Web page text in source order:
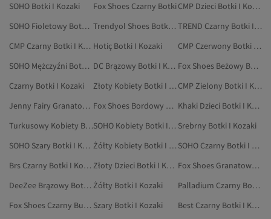
SOHO Botki I Kozaki
Fox Shoes Czarny Botki
CMP Dzieci Botki I Kozaki
SOHO Fioletowy Botki I Kozaki
Trendyol Shoes Botki I Kozaki
TREND Czarny Botki I Kozaki
CMP Czarny Botki I Kozaki Hotiç Botki I Kozaki
CMP Czerwony Botki I Kozaki
SOHO Mężczyźni Botki I Kozaki
DC Brązowy Botki I Kozaki
Fox Shoes Beżowy Botki
Czarny Botki I Kozaki
Złoty Kobiety Botki I Kozaki
CMP Zielony Botki I Kozaki
Jenny Fairy Granatowy Botki I Kozaki
Fox Shoes Bordowy Botki I Kozaki
Khaki Dzieci Botki I Kozaki
Turkusowy Kobiety Botki I Kozaki
SOHO Kobiety Botki I Kozaki Srebrny Botki I Kozaki
SOHO Szary Botki I Kozaki
Żółty Kobiety Botki I Kozaki
SOHO Czarny Botki I Kozaki
Brs Czarny Botki I Kozaki
Złoty Dzieci Botki I Kozaki
Fox Shoes Granatowy Buty Na Koturnie
DeeZee Brązowy Botki I Kozaki Żółty Botki I Kozaki
Palladium Czarny Botki I Kozaki
Fox Shoes Czarny Buty Śniegowe Szary Botki I Kozaki
Best Czarny Botki I Kozaki